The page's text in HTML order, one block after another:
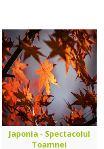
Japonia - Spectacolul
Toamnei